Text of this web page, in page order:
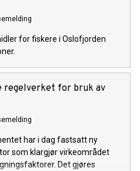
for fiskere i Oslofjorden
for bruk av
har i dag fastsatt ny
som klargjør virkeområdet
Det gjøres